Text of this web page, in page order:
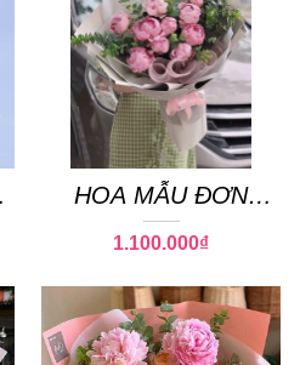
HOA MẪU ĐƠN
PEONY 11
1.100.000₫